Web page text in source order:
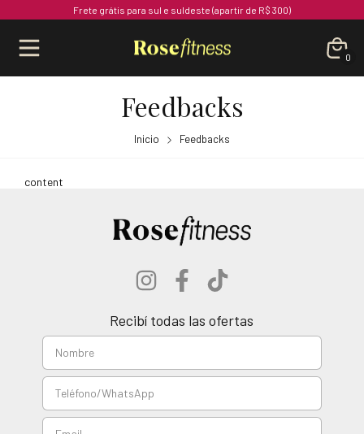
Frete grátis para sul e suldeste (apartir de R$ 300)
0
Feedbacks
Inicio Feedbacks
content
Recibí todas las ofertas